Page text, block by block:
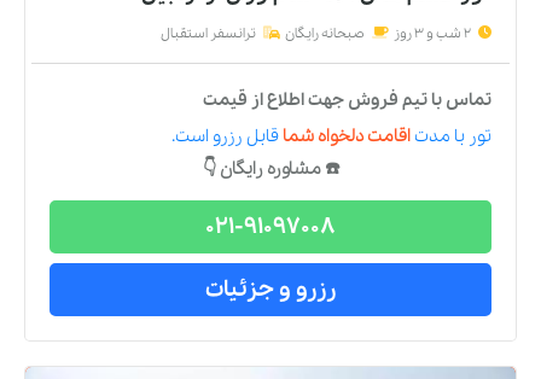
2 شب و 3 روز صبحانه رایگان ترانسفر استقبال
تماس با تیم فروش جهت اطلاع از قیمت
تور با مدتاقامت دلخواه شما قابل رزرو است.
☎️ مشاوره رایگان 👇
021-91097008
رزرو و جزئیات